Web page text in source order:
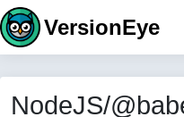
VersionEye
NodeJS/